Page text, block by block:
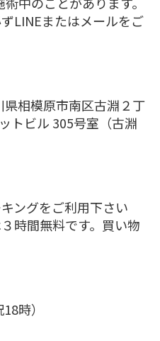
断歩道を渡って、さ
歩道を渡ったら、
進。
がある出口から出ま
になっています。ラ
渡ったら、古淵医
LINEまたはメールをご
相模原市南区古淵２丁
トビル 305号室（古淵
ングをご利用下さい
時間無料です。買い物
時）